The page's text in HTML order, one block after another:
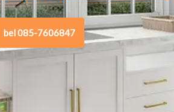
bel 085-7606847